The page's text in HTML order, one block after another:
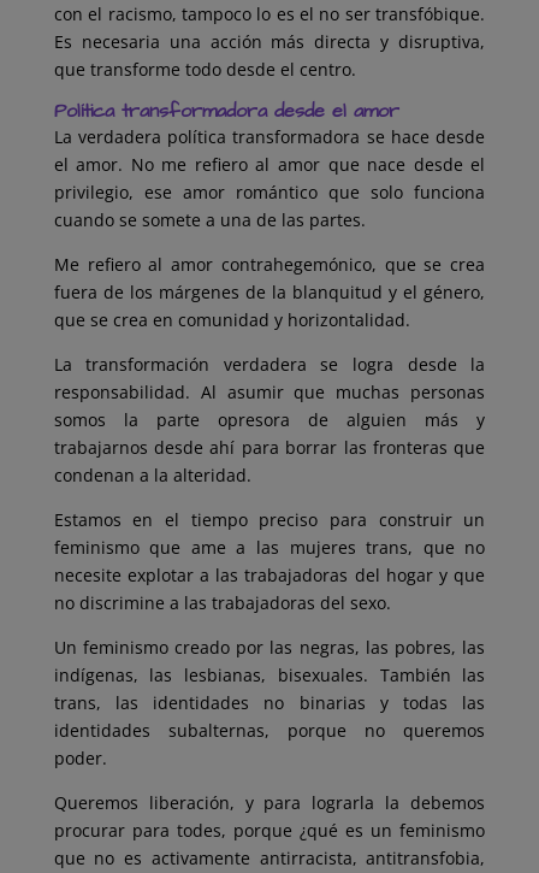
con el racismo, tampoco lo es el no ser transfóbique.
Es necesaria una acción más directa y disruptiva,
que transforme todo desde el centro.
Política transformadora desde el amor
La verdadera política transformadora se hace desde
el amor. No me refiero al amor que nace desde el
privilegio, ese amor romántico que solo funciona
cuando se somete a una de las partes.
Me refiero al amor contrahegemónico, que se crea
fuera de los márgenes de la blanquitud y el género,
que se crea en comunidad y horizontalidad.
La transformación verdadera se logra desde la
responsabilidad. Al asumir que muchas personas
somos la parte opresora de alguien más y
trabajarnos desde ahí para borrar las fronteras que
condenan a la alteridad.
Estamos en el tiempo preciso para construir un
feminismo que ame a las mujeres trans, que no
necesite explotar a las trabajadoras del hogar y que
no discrimine a las trabajadoras del sexo.
Un feminismo creado por las negras, las pobres, las
indígenas, las lesbianas, bisexuales. También las
trans, las identidades no binarias y todas las
identidades subalternas, porque no queremos
poder.
Queremos liberación, y para lograrla la debemos
procurar para todes, porque ¿qué es un feminismo
que no es activamente antirracista, antitransfobia,